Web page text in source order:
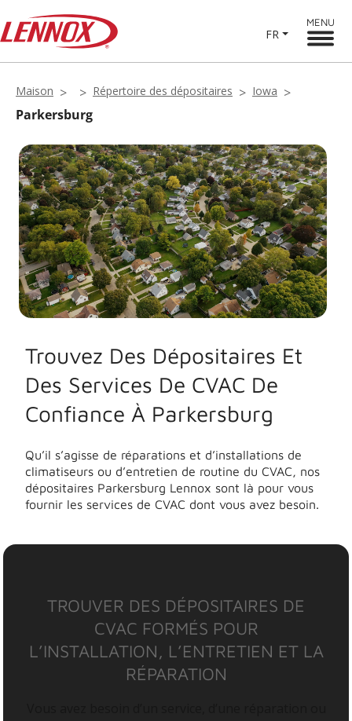
FR
MENU
Maison Répertoire des dépositaires Iowa
Parkersburg
Trouvez Des Dépositaires Et
Des Services De CVAC De
Confiance À Parkersburg
Qu’il s’agisse de réparations et d’installations de
climatiseurs ou d’entretien de routine du CVAC, nos
dépositaires Parkersburg Lennox sont là pour vous
fournir les services de CVAC dont vous avez besoin.
TROUVER DES DÉPOSITAIRES DE
CVAC FORMÉS POUR
L’INSTALLATION, L’ENTRETIEN ET LA
RÉPARATION